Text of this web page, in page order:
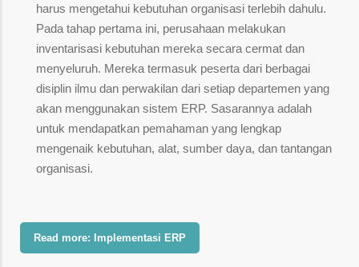
harus mengetahui kebutuhan organisasi terlebih dahulu.
Pada tahap pertama ini, perusahaan melakukan
inventarisasi kebutuhan mereka secara cermat dan
menyeluruh. Mereka termasuk peserta dari berbagai
disiplin ilmu dan perwakilan dari setiap departemen yang
akan menggunakan sistem ERP. Sasarannya adalah
untuk mendapatkan pemahaman yang lengkap
mengenaik kebutuhan, alat, sumber daya, dan tantangan
organisasi.
Read more: Implementasi ERP